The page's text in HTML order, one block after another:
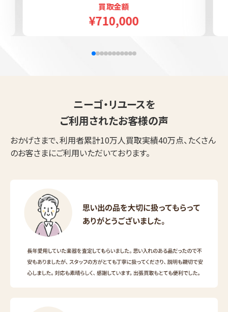
ウェブから1分 フリーダイヤル
買取金額
¥710,000
ニーゴ・リユースを
ご利用されたお客様の声
おかげさまで、利用者累計10万人買取実績40万点、たくさん
のお客さまにご利用いただいております。